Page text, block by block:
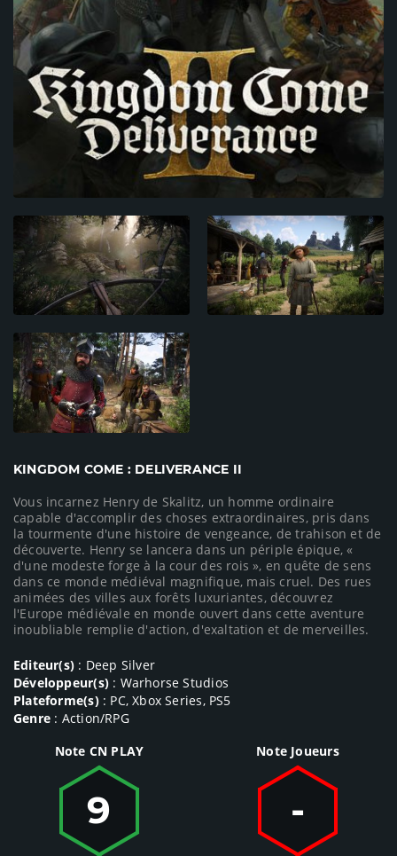
KINGDOM COME : DELIVERANCE II
Vous incarnez Henry de Skalitz, un homme ordinaire
capable d'accomplir des choses extraordinaires, pris dans
la tourmente d'une histoire de vengeance, de trahison et de
découverte. Henry se lancera dans un périple épique, «
d'une modeste forge à la cour des rois », en quête de sens
dans ce monde médiéval magnifique, mais cruel. Des rues
animées des villes aux forêts luxuriantes, découvrez
l'Europe médiévale en monde ouvert dans cette aventure
inoubliable remplie d'action, d'exaltation et de merveilles.
Editeur(s) : Deep Silver
Développeur(s): Warhorse Studios
Plateforme(s): PC, Xbox Series, PS5
Genre : Action/RPG
Note CN PLAY
9
Note Joueurs
-